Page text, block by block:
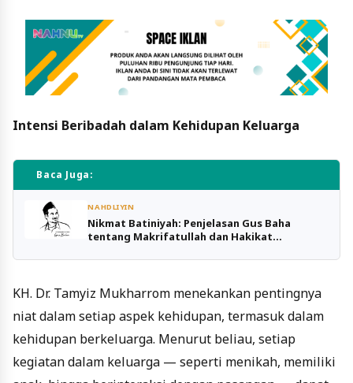
Intensi Beribadah dalam Kehidupan Keluarga
Baca Juga:
NAHDLIYIN
Nikmat Batiniyah: Penjelasan Gus Baha
tentang Makrifatullah dan Hakikat
KH. Dr. Tamyiz Mukharrom menekankan pentingnya
niat dalam setiap aspek kehidupan, termasuk dalam
kehidupan berkeluarga. Menurut beliau, setiap
kegiatan dalam keluarga — seperti menikah, memiliki